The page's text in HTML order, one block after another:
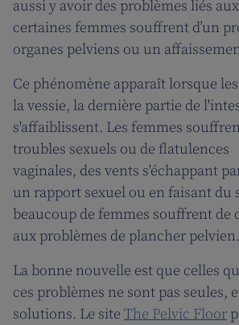
aussi y avoir des problèmes liés
certaines femmes souffrent d’un
organes pelviens ou un
Ce phénomène apparaît lorsque
la vessie, la dernière partie de
s'affaiblissent. Les femmes
troubles sexuels ou de flatulences
vaginales, des vents s'échappant
un rapport sexuel ou en faisant du
beaucoup de femmes souffrent de
aux problèmes de plancher
La bonne nouvelle est que celles
ces problèmes ne sont pas seules,
solutions. Le site The Pelvic Floor